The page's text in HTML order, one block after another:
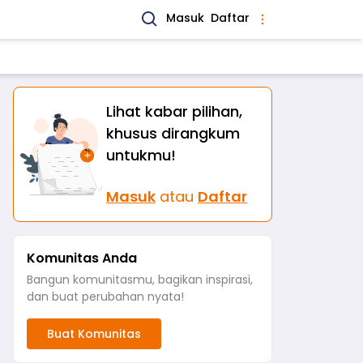
Masuk Daftar
Lihat kabar pilihan,
khusus dirangkum
untukmu!
Masuk atau Daftar
Komunitas Anda
Bangun komunitasmu, bagikan inspirasi,
dan buat perubahan nyata!
Buat Komunitas